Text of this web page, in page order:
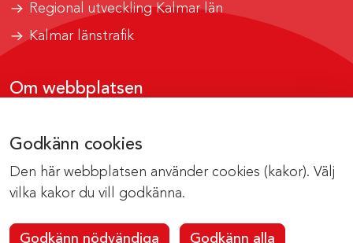
Godkänn cookies
Den här webbplatsen använder cookies (kakor). Välj
vilka kakor du vill godkänna.
Godkänn nödvändiga Godkänn alla
Regional utveckling Kalmar län
Kalmar länstrafik
Om webbplatsen
Om cookies
Kontakta webbredaktionen